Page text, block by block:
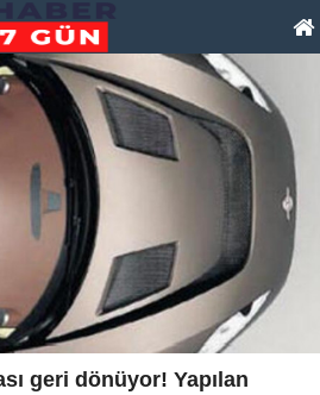
geri dönüyor! Yapılan